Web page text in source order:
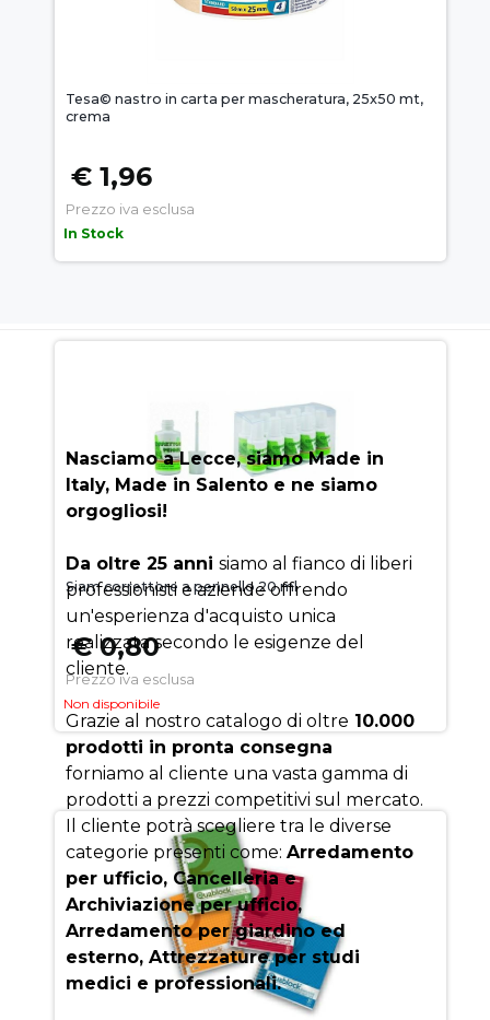
Tesa© nastro in carta per mascheratura, 25x50 mt,
crema
€ 1,96
Prezzo iva esclusa
In Stock
Siam correttore a pennello 20 ml
€ 0,80
Prezzo iva esclusa
Non disponibile
SUCCESSO
Nasciamo a Lecce, siamo Made in
Italy, Made in Salento e ne siamo
orgogliosi!
Da oltre 25 anni siamo al fianco di liberi
professionisti e aziende offrendo
un'esperienza d'acquisto unica
realizzata secondo le esigenze del
cliente.
Grazie al nostro catalogo di oltre 10.000
prodotti in pronta consegna
forniamo al cliente una vasta gamma di
prodotti a prezzi competitivi sul mercato.
Il cliente potrà scegliere tra le diverse
categorie presenti come: Arredamento
per ufficio, Cancelleria e
Archiviazione per ufficio,
Arredamento per giardino ed
esterno, Attrezzature per studi
medici e professionali.